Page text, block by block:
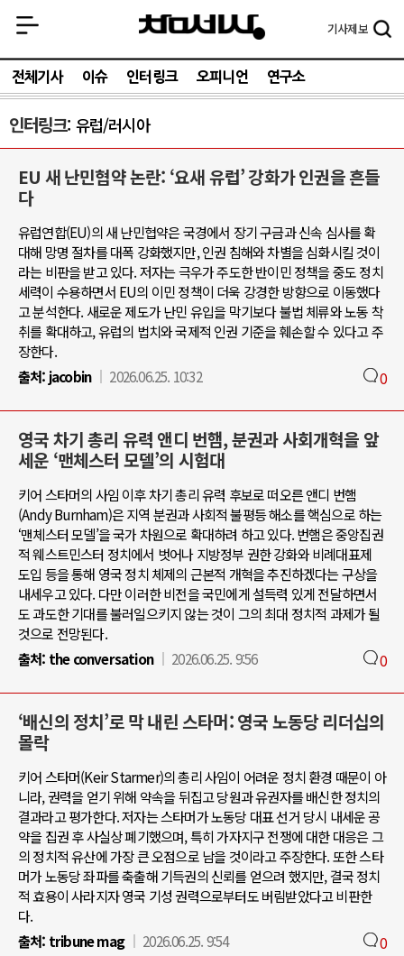
기사제보
전체기사 이슈 인터링크 오피니언 연구소
인터링크 유럽/러시아
EU 새 난민협약 논란: ‘요새 유럽’ 강화가 인권을 흔들
다
유럽연합(EU)의 새 난민협약은 국경에서 장기 구금과 신속 심사를 확
대해 망명 절차를 대폭 강화했지만, 인권 침해와 차별을 심화시킬 것이
라는 비판을 받고 있다. 저자는 극우가 주도한 반이민 정책을 중도 정치
세력이 수용하면서 EU의 이민 정책이 더욱 강경한 방향으로 이동했다
고 분석한다. 새로운 제도가 난민 유입을 막기보다 불법 체류와 노동 착
취를 확대하고, 유럽의 법치와 국제적 인권 기준을 훼손할 수 있다고 주
장한다.
출처: jacobin 2026.06.25. 10:32 0
영국 차기 총리 유력 앤디 번햄, 분권과 사회개혁을 앞
세운 ‘맨체스터 모델’의 시험대
키어 스타머의 사임 이후 차기 총리 유력 후보로 떠오른 앤디 번햄
(Andy Burnham)은 지역 분권과 사회적 불평등 해소를 핵심으로 하는
‘맨체스터 모델’을 국가 차원으로 확대하려 하고 있다. 번햄은 중앙집권
적 웨스트민스터 정치에서 벗어나 지방정부 권한 강화와 비례대표제
도입 등을 통해 영국 정치 체제의 근본적 개혁을 추진하겠다는 구상을
내세우고 있다. 다만 이러한 비전을 국민에게 설득력 있게 전달하면서
도 과도한 기대를 불러일으키지 않는 것이 그의 최대 정치적 과제가 될
것으로 전망된다.
출처: the conversation 2026.06.25. 9:56 0
‘배신의 정치’로 막 내린 스타머: 영국 노동당 리더십의
몰락
키어 스타머(Keir Starmer)의 총리 사임이 어려운 정치 환경 때문이 아
니라, 권력을 얻기 위해 약속을 뒤집고 당원과 유권자를 배신한 정치의
결과라고 평가한다. 저자는 스타머가 노동당 대표 선거 당시 내세운 공
약을 집권 후 사실상 폐기했으며, 특히 가자지구 전쟁에 대한 대응은 그
의 정치적 유산에 가장 큰 오점으로 남을 것이라고 주장한다. 또한 스타
머가 노동당 좌파를 축출해 기득권의 신뢰를 얻으려 했지만, 결국 정치
적 효용이 사라지자 영국 기성 권력으로부터도 버림받았다고 비판한
다.
출처: tribune mag 2026.06.25. 9:54 0